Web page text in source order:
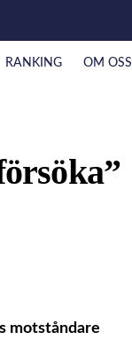
RANKING OM OSS
motståndare